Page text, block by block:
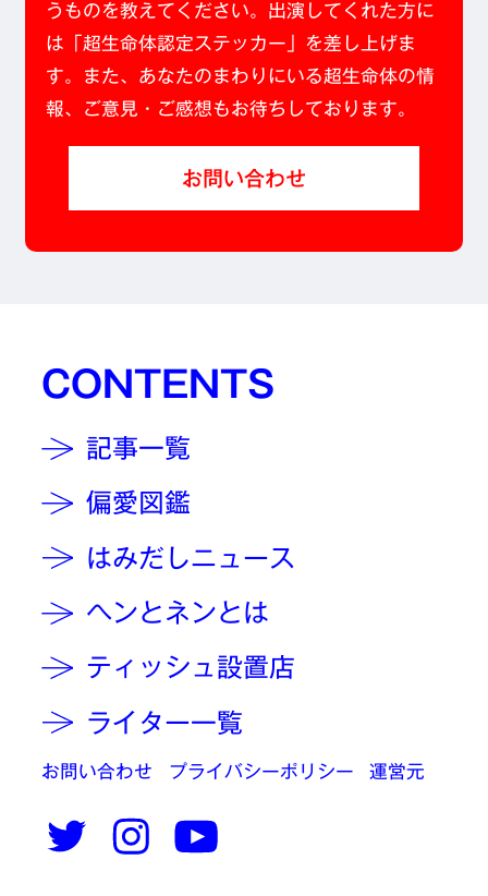
うものを教えてください。出演してくれた方に
は「超生命体認定ステッカー」を差し上げま
す。また、あなたのまわりにいる超生命体の情
報、ご意見・ご感想もお待ちしております。
お問い合わせ
CONTENTS
記事一覧
偏愛図鑑
はみだしニュース
ヘンとネンとは
ティッシュ設置店
ライター一覧
お問い合わせ プライバシーポリシー 運営元